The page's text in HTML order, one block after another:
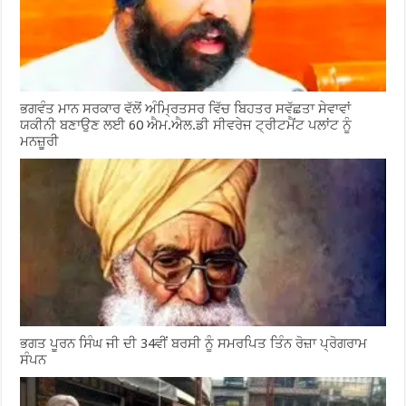
ਭਗਵੰਤ ਮਾਨ ਸਰਕਾਰ ਵੱਲੋਂ ਅੰਮ੍ਰਿਤਸਰ ਵਿੱਚ ਬਿਹਤਰ ਸਵੱਛਤਾ ਸੇਵਾਵਾਂ
ਯਕੀਨੀ ਬਣਾਉਣ ਲਈ 60 ਐਮ.ਐਲ.ਡੀ ਸੀਵਰੇਜ ਟ੍ਰੀਟਮੈਂਟ ਪਲਾਂਟ ਨੂੰ
ਮਨਜ਼ੂਰੀ
ਭਗਤ ਪੂਰਨ ਸਿੰਘ ਜੀ ਦੀ 34ਵੀਂ ਬਰਸੀ ਨੂੰ ਸਮਰਪਿਤ ਤਿੰਨ ਰੋਜ਼ਾ ਪ੍ਰੋਗਰਾਮ
ਸੰਪਨ